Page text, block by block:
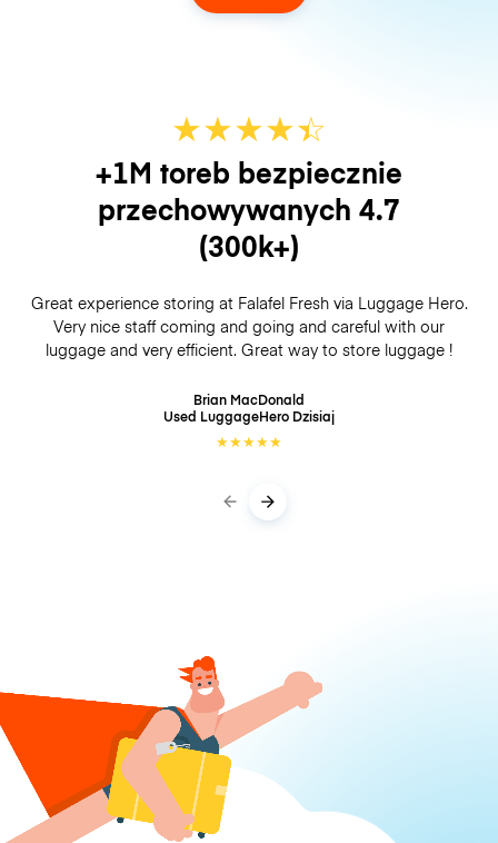
★★★★☆
★
+1M toreb bezpiecznie
przechowywanych 4.7
(300k+)
Great experience storing at Falafel Fresh via Luggage Hero.
Very nice staff coming and going and careful with our
luggage and very efficient. Great way to store luggage !
Brian MacDonald
Used LuggageHero Dzisiaj
★★★★★